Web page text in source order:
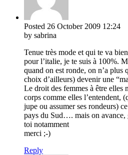
Posted 26 October 2009 12:24
by sabrina
Tenue très mode et qui te va
pour l’italie, je te suis à 100%.
quand on est ronde, on n’a plus
choix d’ailleurs) devenir une
Le droit des femmes à être elles
corps comme elles l’entendent,
jupe ou assumer ses rondeurs)
pays du Sud…. mais on avance,
toi notamment
merci ;-)
Reply